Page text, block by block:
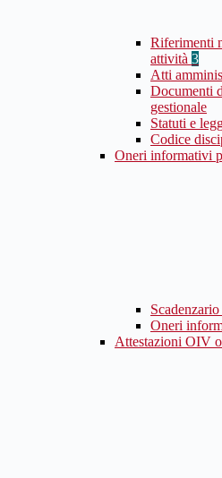
Riferimenti
attività 3
Atti
Documenti
gestionale
Statuti e
Codice
Oneri informativi
Oneri
Attestazioni OIV